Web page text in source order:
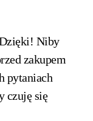
Niby
zakupem
pytaniach
czuję się